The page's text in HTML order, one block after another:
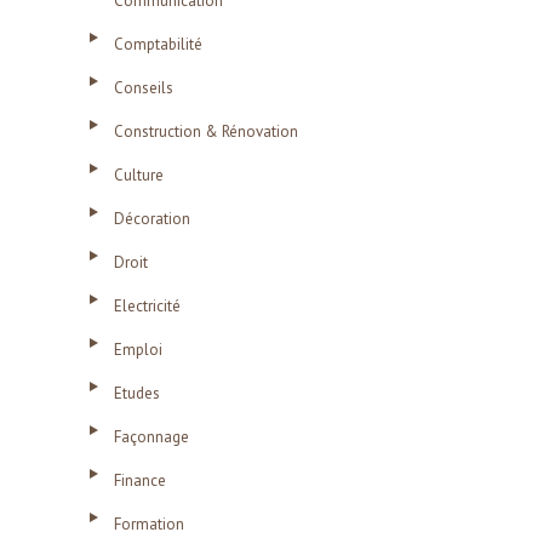
Comptabilité
Conseils
Construction & Rénovation
Culture
Décoration
Droit
Electricité
Emploi
Etudes
Façonnage
Finance
Formation